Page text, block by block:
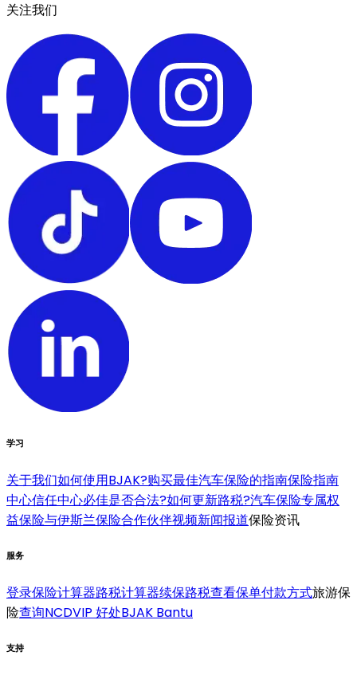
关注我们
学习
关于我们如何使用BJAK?购买最佳汽车保险的指南保险指南
中心信任中心必佳是否合法?如何更新路税?汽车保险专属权
益保险与伊斯兰保险合作伙伴视频新闻报道保险资讯
服务
登录保险计算器路税计算器续保路税查看保单付款方式旅游保
险查询NCDVIP 好处BJAK Bantu
支持